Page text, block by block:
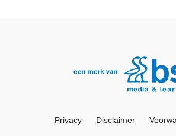
Privacy Disclaimer